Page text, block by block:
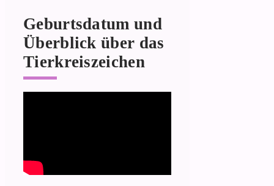
Geburtsdatum und
Überblick über das
Tierkreiszeichen